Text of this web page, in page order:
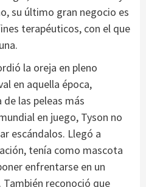
su último gran negocio es
terapéuticos, con el que
la oreja en pleno
en aquella época,
las peleas más
en juego, Tyson no
escándalos. Llegó a
tenía como mascota
enfrentarse en un
reconoció que